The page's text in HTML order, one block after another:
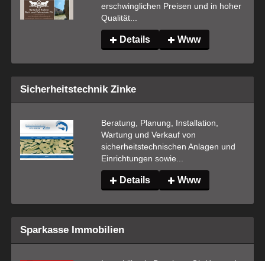
erschwinglichen Preisen und in hoher
Qualität...
Details Www
Sicherheitstechnik Zinke
Beratung, Planung, Installation,
Wartung und Verkauf von
sicherheitstechnischen Anlagen und
Einrichtungen sowie...
Details Www
Sparkasse Immobilien